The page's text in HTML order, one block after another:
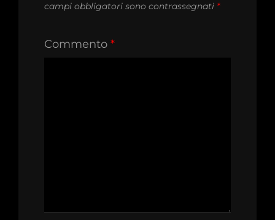
campi obbligatori sono contrassegnati *
Commento *